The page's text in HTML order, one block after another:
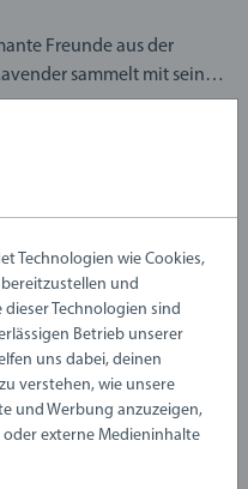
Freunde aus der
sammelt mit seiner
und andere schöne Dinge.
in kräftigen Blautönen.
Flora-Figur mit ihrem
und die perfekten
Kindes durch endloses
eine Gemeinschaft
voller
bringt Kindern die
sie Blumen, Blätter und
eigenen fantasievollen
Technologien wie Cookies,
und
Technologien sind
Betrieb unserer
uns dabei, deinen
verstehen, wie unsere
und Werbung anzuzeigen,
externe Medieninhalte